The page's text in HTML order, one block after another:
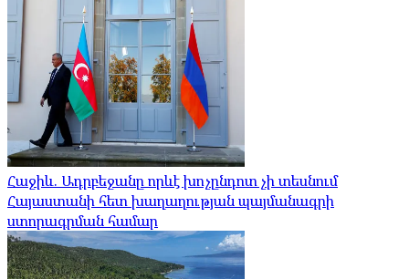
Հաջիև. Ադրբեջանը որևէ խոչընդոտ չի տեսնում
Հայաստանի հետ խաղաղության պայմանագրի
ստորագրման համար